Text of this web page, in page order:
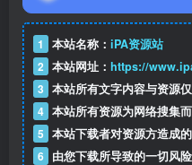
1 本站名称： iPA资源站
2 本站网址： https://
3 本站所有文字内容与资源
4 本站所有资源为网络搜集
5 本站下载者对资源方造成
6 由您下载所导致的一切风